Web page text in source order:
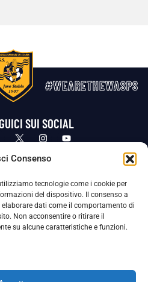
Consenso
tecnologie come i cookie per
del dispositivo. Il consenso a
dati come il comportamento di
Non acconsentire o ritirare il
su alcune caratteristiche e funzioni.
#WEARETHEWASPS
SUI SOCIAL
Cookie Policy
Dati Personali (DPO), figura specializzata che vigila sulle modalità
per tutelare i Suoi dati personali.
il DPO può scrivere a